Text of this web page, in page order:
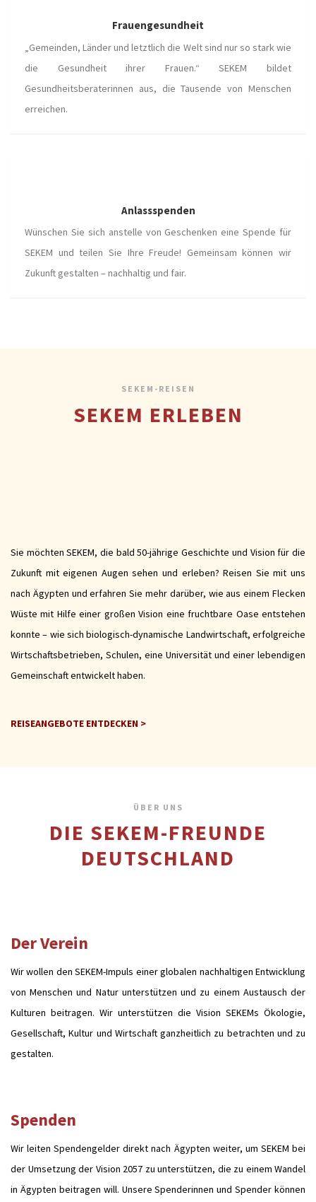
Frauengesundheit
„Gemeinden, Länder und letztlich die Welt sind nur so stark wie
die Gesundheit ihrer Frauen.“ SEKEM bildet
Gesundheitsberaterinnen aus, die Tausende von Menschen
erreichen.
Anlassspenden
Wünschen Sie sich anstelle von Geschenken eine Spende für
SEKEM und teilen Sie Ihre Freude! Gemeinsam können wir
Zukunft gestalten – nachhaltig und fair.
SEKEM-REISEN
SEKEM ERLEBEN
Sie möchten SEKEM, die bald 50-jährige Geschichte und Vision für die
Zukunft mit eigenen Augen sehen und erleben? Reisen Sie mit uns
nach Ägypten und erfahren Sie mehr darüber, wie aus einem Flecken
Wüste mit Hilfe einer großen Vision eine fruchtbare Oase entstehen
konnte – wie sich biologisch-dynamische Landwirtschaft, erfolgreiche
Wirtschaftsbetrieben, Schulen, eine Universität und einer lebendigen
Gemeinschaft entwickelt haben.
REISEANGEBOTE ENTDECKEN >
ÜBER UNS
DIE SEKEM-FREUNDE
DEUTSCHLAND
Der Verein
Wir wollen den SEKEM-Impuls einer globalen nachhaltigen Entwicklung
von Menschen und Natur unterstützen und zu einem Austausch der
Kulturen beitragen. Wir unterstützen die Vision SEKEMs Ökologie,
Gesellschaft, Kultur und Wirtschaft ganzheitlich zu betrachten und zu
gestalten.
Spenden
Wir leiten Spendengelder direkt nach Ägypten weiter, um SEKEM bei
der Umsetzung der Vision 2057 zu unterstützen, die zu einem Wandel
in Ägypten beitragen will. Unsere Spenderinnen und Spender können